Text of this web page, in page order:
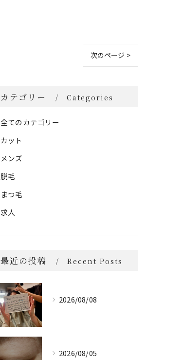
次のページ >
カテゴリー Categories
全てのカテゴリー
カット
メンズ
脱毛
まつ毛
求人
最近の投稿 Recent Posts
2026/08/08
2026/08/05